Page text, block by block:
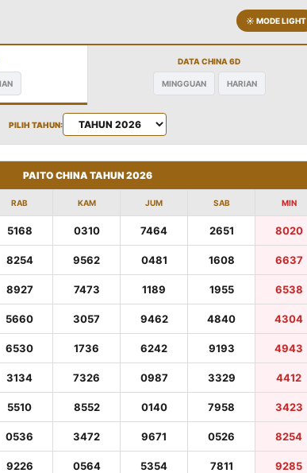
☀️ MODE LIGHT
DATA CHINA 6D
MINGGUAN HARIAN
PILIH TAHUN:
PAITO CHINA TAHUN 2026
RAB KAM JUM SAB MIN
5168 0310 7464 2651 8020
8254 9562 0481 1608 6637
8927 7473 1189 1955 6538
5660 3057 9462 4840 4304
6530 1736 6242 9193 4943
3134 7326 0987 3329 4412
5510 8552 0140 7958 3423
0536 3472 9671 0526 8254
9226 0564 5354 7811 9285